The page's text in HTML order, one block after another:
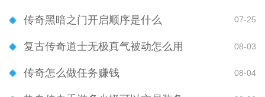
传奇黑暗之门开启顺序是什么 07-25
复古传奇道士无极真气被动怎么用 08-03
传奇怎么做任务赚钱 08-04